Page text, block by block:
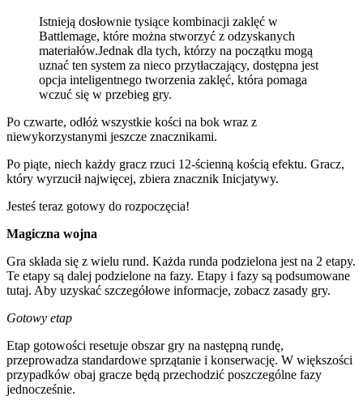
Istnieją dosłownie tysiące kombinacji zaklęć w
Battlemage, które można stworzyć z odzyskanych
materiałów.Jednak dla tych, którzy na początku mogą
uznać ten system za nieco przytłaczający, dostępna jest
opcja inteligentnego tworzenia zaklęć, która pomaga
wczuć się w przebieg gry.
Po czwarte, odłóż wszystkie kości na bok wraz z
niewykorzystanymi jeszcze znacznikami.
Po piąte, niech każdy gracz rzuci 12-ścienną kością efektu. Gracz,
który wyrzucił najwięcej, zbiera znacznik Inicjatywy.
Jesteś teraz gotowy do rozpoczęcia!
Magiczna wojna
Gra składa się z wielu rund. Każda runda podzielona jest na 2 etapy.
Te etapy są dalej podzielone na fazy. Etapy i fazy są podsumowane
tutaj. Aby uzyskać szczegółowe informacje, zobacz zasady gry.
Gotowy etap
Etap gotowości resetuje obszar gry na następną rundę,
przeprowadza standardowe sprzątanie i konserwację. W większości
przypadków obaj gracze będą przechodzić poszczególne fazy
jednocześnie.